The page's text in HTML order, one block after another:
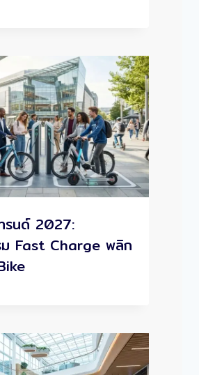
รนด์ 2027:
ม Fast Charge พลิก